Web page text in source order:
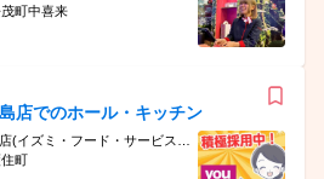
町中喜来
店でのホール・キッチン
イズミ・フード・サービス株
町